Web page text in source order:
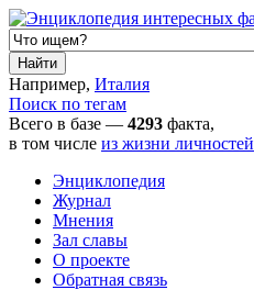
Например, Италия
Поиск по тегам
Всего в базе — 4293 факта,
в том числе из жизни личностей
Энциклопедия
Журнал
Мнения
Зал славы
О проекте
Обратная связь